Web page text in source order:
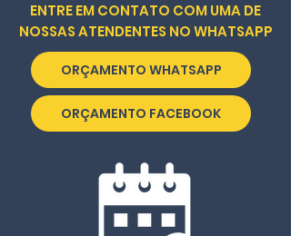
ENTRE EM CONTATO COM UMA DE
NOSSAS ATENDENTES NO WHATSAPP
ORÇAMENTO WHATSAPP
ORÇAMENTO FACEBOOK